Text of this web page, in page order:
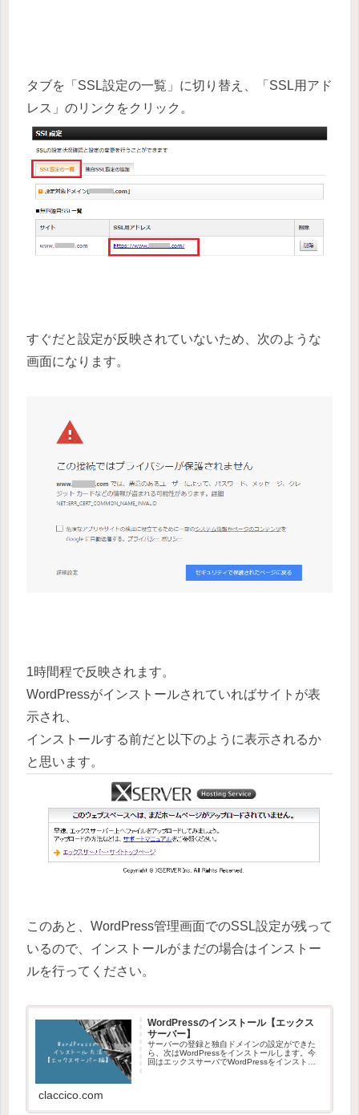
タブを「SSL設定の一覧」に切り替え、「SSL用アド
レス」のリンクをクリック。
すぐだと設定が反映されていないため、次のような
画面になります。
1時間程で反映されます。
WordPressがインストールされていればサイトが表
示され、
インストールする前だと以下のように表示されるか
と思います。
このあと、WordPress管理画面でのSSL設定が残って
いるので、インストールがまだの場合はインストー
ルを行ってください。
WordPressのインストール【エックス
サーバー】
サーバーの登録と独自ドメインの設定ができた
ら、次はWordPressをインストールします。今
回はエックスサーバでWordPressをインストー
claccico.com